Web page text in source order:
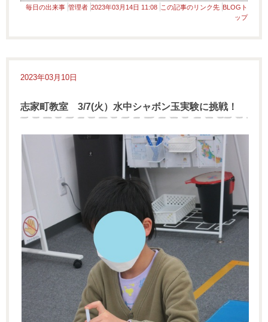
毎日の出来事 管理者 2023年03月14日 11:08 この記事のリンク先 BLOGト
ップ
2023年03月10日
志家町教室 3/7(火）水中シャボン玉実験に挑戦！